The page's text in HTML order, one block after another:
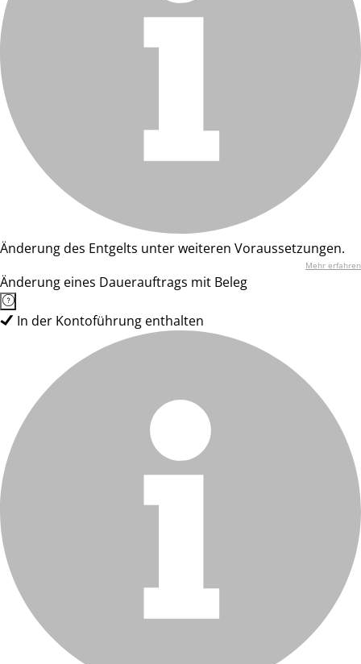
Änderung des Entgelts unter weiteren Voraussetzungen.
Mehr erfahren
Änderung eines Dauerauftrags mit Beleg
In der Kontoführung enthalten